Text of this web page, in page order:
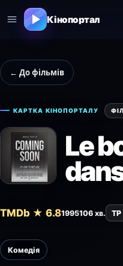
Кінопортал
← До фільмів
КАРТКА КІНОПОРТАЛУ
Le
TMDb ★ 6.81995106 хв. TP
Комедія